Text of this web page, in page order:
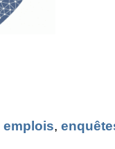
emplois,